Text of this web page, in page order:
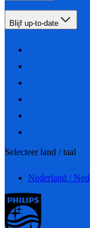
Blijf up-to-date
Selecteer land / taal
Nederland /